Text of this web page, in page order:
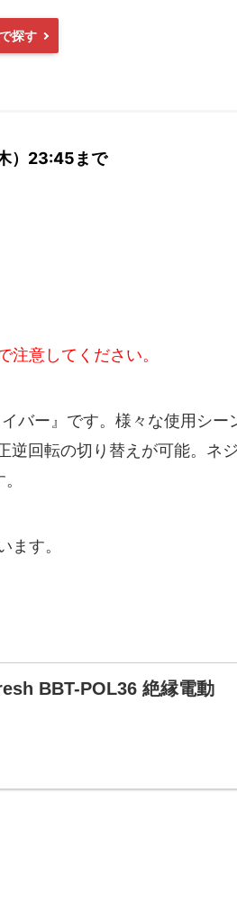
探す
）23:45まで
意してください。
バー』です。様々な使用シー
逆回転の切り替えが可能。ネ
ます。
BBT-POL36 絶縁電動